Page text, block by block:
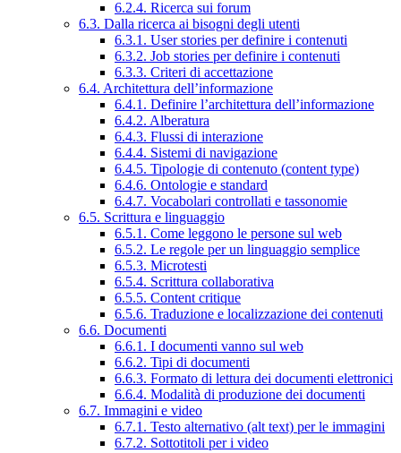
6.2.4. Ricerca sui forum
6.3. Dalla ricerca ai bisogni degli utenti
6.3.1. User stories per definire i contenuti
6.3.2. Job stories per definire i contenuti
6.3.3. Criteri di accettazione
6.4. Architettura dell’informazione
6.4.1. Definire l’architettura dell’informazione
6.4.2. Alberatura
6.4.3. Flussi di interazione
6.4.4. Sistemi di navigazione
6.4.5. Tipologie di contenuto (content type)
6.4.6. Ontologie e standard
6.4.7. Vocabolari controllati e tassonomie
6.5. Scrittura e linguaggio
6.5.1. Come leggono le persone sul web
6.5.2. Le regole per un linguaggio semplice
6.5.3. Microtesti
6.5.4. Scrittura collaborativa
6.5.5. Content critique
6.5.6. Traduzione e localizzazione dei contenuti
6.6. Documenti
6.6.1. I documenti vanno sul web
6.6.2. Tipi di documenti
6.6.3. Formato di lettura dei documenti elettronici
6.6.4. Modalità di produzione dei documenti
6.7. Immagini e video
6.7.1. Testo alternativo (alt text) per le immagini
6.7.2. Sottotitoli per i video